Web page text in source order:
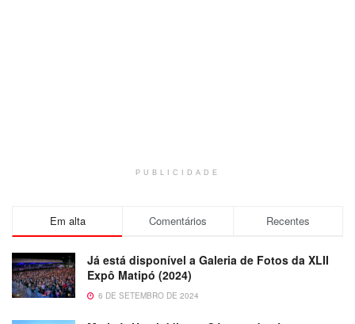
PUBLICIDADE
Em alta Comentários Recentes
Já está disponível a Galeria de Fotos da XLII
Expô Matipó (2024)
6 DE SETEMBRO DE 2024